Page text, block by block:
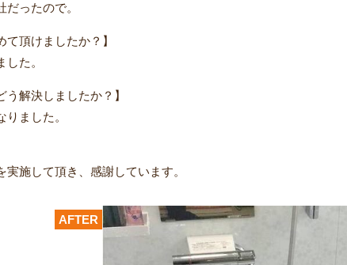
ったので。
頂けましたか？】
た。
解決しましたか？】
ました。
施して頂き、感謝しています。
AFTER